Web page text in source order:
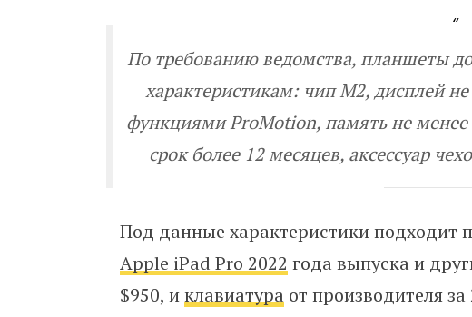
По требованию ведомства, планшеты
характеристикам: чип M2, дисплей
функциями ProMotion, память не
срок более 12 месяцев, аксессуар
Под данные характеристики подходит
Apple iPad Pro 2022 года выпуска и
$950, иклавиатура от производителя